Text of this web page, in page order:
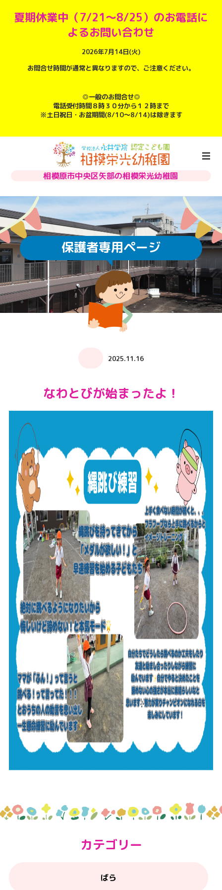
夏期休業中（7/21～8/25）のお電話に
よるお問い合わせ
2026年7月14日(火)
お問合せ時間が通常と異なりますので、ご注意ください。
◎一般のお問合せ◎
電話受付時間８時３０分から１２時まで
※土日祝日・お盆期間(8/10～8/14)は除きます
相模原市中央区矢部の相模栄光幼稚園
保護者専用ページ
2025.11.16
なわとびが始まったよ！
カテゴリー
ばら